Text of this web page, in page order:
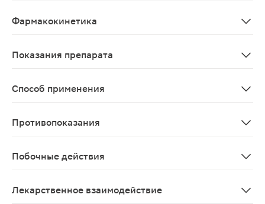
Фармакокинетика
Показания препарата
Способ применения
Противопоказания
Побочные действия
Лекарственное взаимодействие